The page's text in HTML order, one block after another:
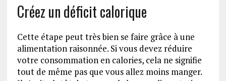
Créez un déficit calorique
Cette étape peut très bien se faire grâce à une
alimentation raisonnée. Si vous devez réduire
votre consommation en calories, cela ne signifie
tout de même pas que vous allez moins manger.